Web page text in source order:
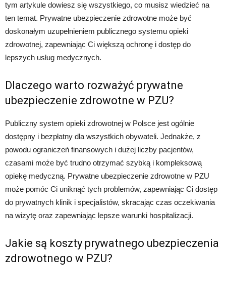
tym artykule dowiesz się wszystkiego, co musisz wiedzieć na
ten temat. Prywatne ubezpieczenie zdrowotne może być
doskonałym uzupełnieniem publicznego systemu opieki
zdrowotnej, zapewniając Ci większą ochronę i dostęp do
lepszych usług medycznych.
Dlaczego warto rozważyć prywatne
ubezpieczenie zdrowotne w PZU?
Publiczny system opieki zdrowotnej w Polsce jest ogólnie
dostępny i bezpłatny dla wszystkich obywateli. Jednakże, z
powodu ograniczeń finansowych i dużej liczby pacjentów,
czasami może być trudno otrzymać szybką i kompleksową
opiekę medyczną. Prywatne ubezpieczenie zdrowotne w PZU
może pomóc Ci uniknąć tych problemów, zapewniając Ci dostęp
do prywatnych klinik i specjalistów, skracając czas oczekiwania
na wizytę oraz zapewniając lepsze warunki hospitalizacji.
Jakie są koszty prywatnego ubezpieczenia
zdrowotnego w PZU?